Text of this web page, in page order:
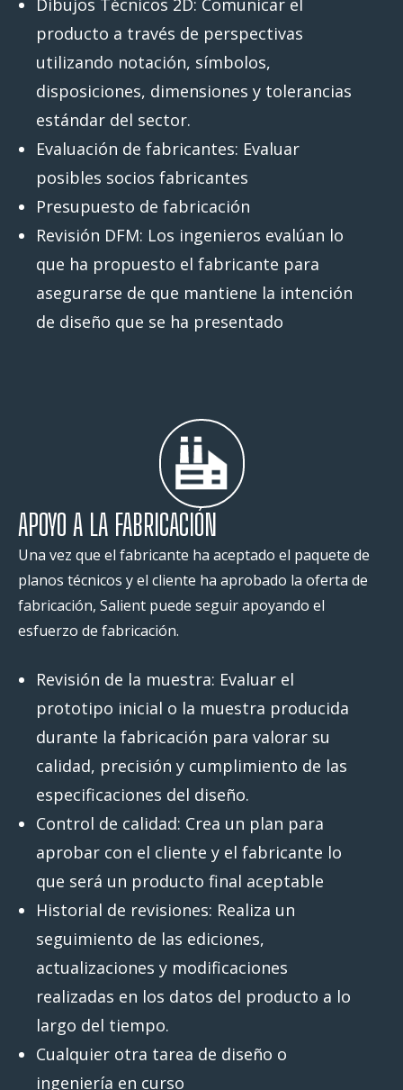
Dibujos Técnicos 2D: Comunicar el
producto a través de perspectivas
utilizando notación, símbolos,
disposiciones, dimensiones y tolerancias
estándar del sector.
Evaluación de fabricantes: Evaluar
posibles socios fabricantes
Presupuesto de fabricación
Revisión DFM: Los ingenieros evalúan lo
que ha propuesto el fabricante para
asegurarse de que mantiene la intención
de diseño que se ha presentado
APOYO A LA FABRICACIÓN
Una vez que el fabricante ha aceptado el paquete de
planos técnicos y el cliente ha aprobado la oferta de
fabricación, Salient puede seguir apoyando el
esfuerzo de fabricación.
Revisión de la muestra: Evaluar el
prototipo inicial o la muestra producida
durante la fabricación para valorar su
calidad, precisión y cumplimiento de las
especificaciones del diseño.
Control de calidad: Crea un plan para
aprobar con el cliente y el fabricante lo
que será un producto final aceptable
Historial de revisiones: Realiza un
seguimiento de las ediciones,
actualizaciones y modificaciones
realizadas en los datos del producto a lo
largo del tiempo.
Cualquier otra tarea de diseño o
ingeniería en curso